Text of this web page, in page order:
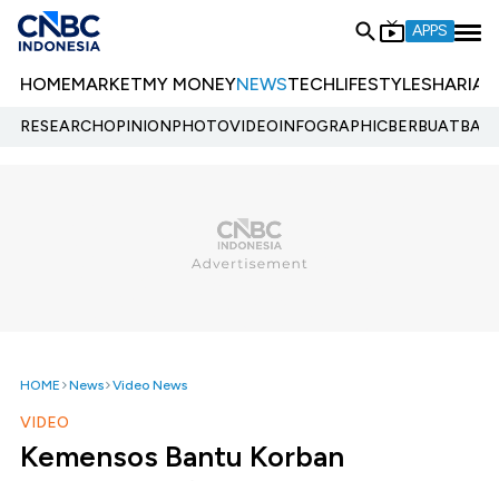
APPS
HOMEMARKETMY MONEYNEWSTECHLIFESTYLESHARIA
RESEARCHOPINIONPHOTOVIDEOINFOGRAPHIC
HOME News Video News
VIDEO
Kemensos Bantu Korban